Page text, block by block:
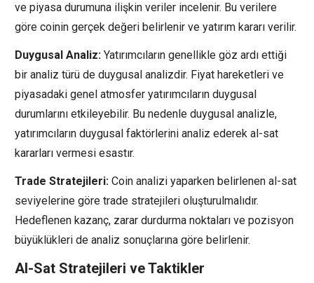
ve piyasa durumuna ilişkin veriler incelenir. Bu verilere
göre coinin gerçek değeri belirlenir ve yatırım kararı verilir.
Duygusal Analiz: Yatırımcıların genellikle göz ardı ettiği
bir analiz türü de duygusal analizdir. Fiyat hareketleri ve
piyasadaki genel atmosfer yatırımcıların duygusal
durumlarını etkileyebilir. Bu nedenle duygusal analizle,
yatırımcıların duygusal faktörlerini analiz ederek al-sat
kararları vermesi esastır.
Trade Stratejileri: Coin analizi yaparken belirlenen al-sat
seviyelerine göre trade stratejileri oluşturulmalıdır.
Hedeflenen kazanç, zarar durdurma noktaları ve pozisyon
büyüklükleri de analiz sonuçlarına göre belirlenir.
Al-Sat Stratejileri ve Taktikler